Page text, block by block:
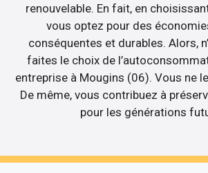
renouvelable. En fait, en
vous optez pour des
conséquentes et durables. Alors,
faites le choix de
entreprise à Mougins (06). Vous ne
De même, vous contribuez à
pour les générations